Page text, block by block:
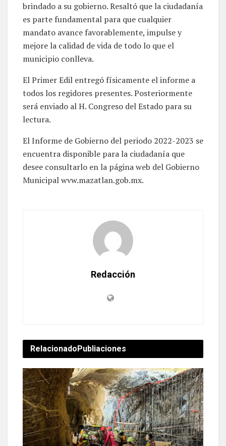
brindado a su gobierno. Resaltó que la ciudadanía
es parte fundamental para que cualquier
mandato avance favorablemente, impulse y
mejore la calidad de vida de todo lo que el
municipio conlleva.
El Primer Edil entregó físicamente el informe a
todos los regidores presentes. Posteriormente
será enviado al H. Congreso del Estado para su
lectura.
El Informe de Gobierno del periodo 2022-2023 se
encuentra disponible para la ciudadanía que
desee consultarlo en la página web del Gobierno
Municipal wvw.mazatlan.gob.mx.
Redacción
Relacionado Publiaciones